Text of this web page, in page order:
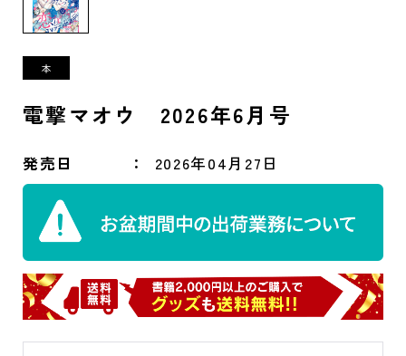
電撃マオウ 2026年6月号
発売日 2026年04月27日